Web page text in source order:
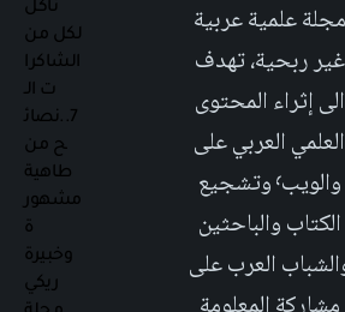
مجلة علمية عربية
غير ربحية، تهدف
الى إثراء المحتوى
العلمي العربي على
والويب٬ وتشجيع
الكتاب والباحثين
العرب على